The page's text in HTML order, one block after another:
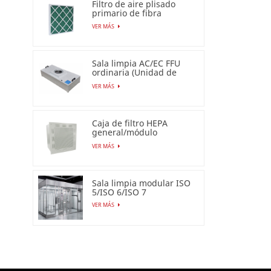
Filtro de aire plisado
primario de fibra
sintética para uso
industrial
VER MÁS
Sala limpia AC/EC FFU
ordinaria (Unidad de
filtro de ventilador)
VER MÁS
Caja de filtro HEPA
general/módulo
terminal HEPA
VER MÁS
Sala limpia modular ISO
5/ISO 6/ISO 7
VER MÁS